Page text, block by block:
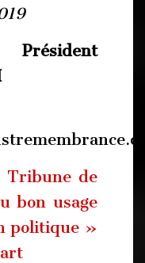
Tribune de
bon usage
politique »